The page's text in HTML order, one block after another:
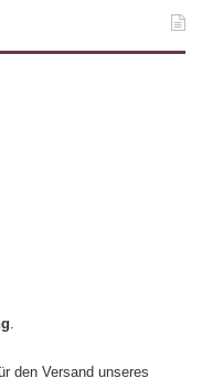
.
den Versand unseres